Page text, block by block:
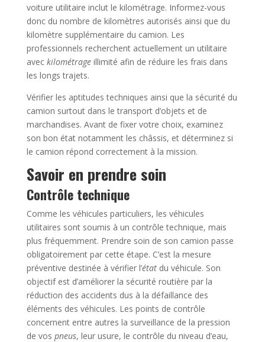
voiture utilitaire inclut le kilométrage. Informez-vous
donc du nombre de kilomètres autorisés ainsi que du
kilomètre supplémentaire du camion. Les
professionnels recherchent actuellement un utilitaire
avec kilométrageillimité afin de réduire les frais dans
les longs trajets.
Vérifier les aptitudes techniques ainsi que la sécurité du
camion surtout dans le transport d’objets et de
marchandises. Avant de fixer votre choix, examinez
son bon état notamment les châssis, et déterminez si
le camion répond correctement à la mission.
Savoir en prendre soin
Contrôle technique
Comme les véhicules particuliers, les véhicules
utilitaires sont soumis à un contrôle technique, mais
plus fréquemment. Prendre soin de son camion passe
obligatoirement par cette étape. C’est la mesure
préventive destinée à vérifier l’étatdu véhicule. Son
objectif est d’améliorer la sécurité routière par la
réduction des accidents dus à la défaillance des
éléments des véhicules. Les points de contrôle
concernent entre autres la surveillance de la pression
de vos pneus, leur usure, le contrôle du niveau d’eau,